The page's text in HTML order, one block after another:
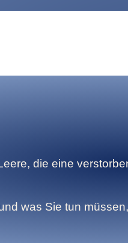
die eine
was Sie tun